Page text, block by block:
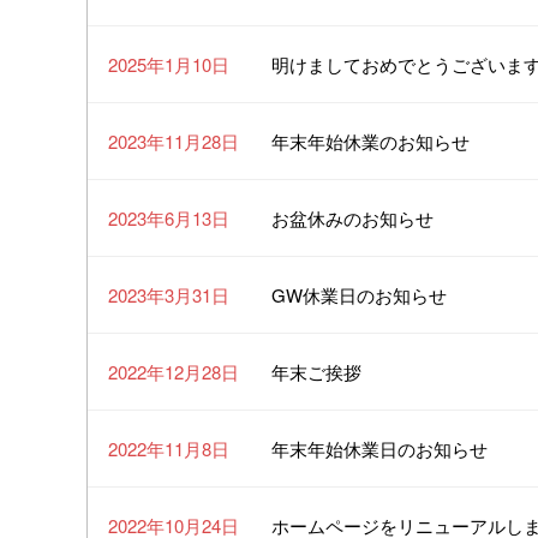
2025年1月10日 明けましておめでとうございま
2023年11月28日 年末年始休業のお知らせ
2023年6月13日 お盆休みのお知らせ
2023年3月31日 GW休業日のお知らせ
2022年12月28日 年末ご挨拶
2022年11月8日 年末年始休業日のお知らせ
2022年10月24日 ホームページをリニューアルし